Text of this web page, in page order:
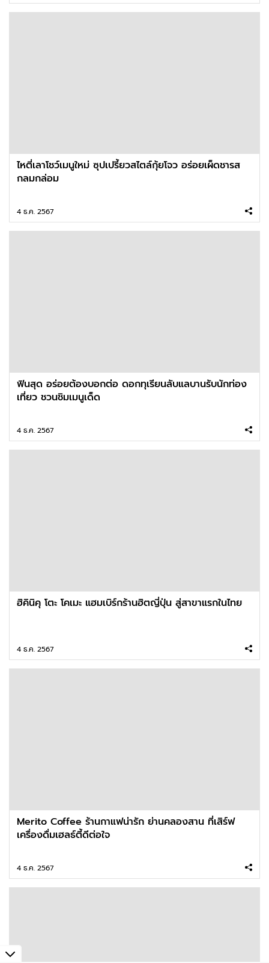
ไหตี่เลาโชว์เมนูใหม่ ซุปเปรี้ยวสไตล์กุ้ยโจว อร่อยเผ็ดชารส
กลมกล่อม
4 ธ.ค. 2567
ฟินสุด อร่อยต้องบอกต่อ ดอกทุเรียนลับแลบานรับนักท่อง
เที่ยว ชวนชิมเมนูเด็ด
4 ธ.ค. 2567
ฮิคินิคุ โตะ โคเมะ แฮมเบิร์กร้านฮิตญี่ปุ่น สู่สาขาแรกในไทย
4 ธ.ค. 2567
Merito Coffee ร้านกาแฟน่ารัก ย่านคลองสาน ที่เสิร์ฟ
เครื่องดื่มเฮลธ์ตี้ดีต่อใจ
4 ธ.ค. 2567